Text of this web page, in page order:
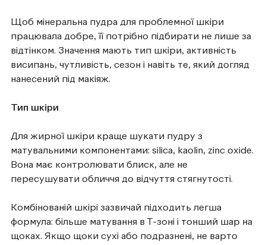
Щоб мінеральна пудра для проблемної шкіри
працювала добре, її потрібно підбирати не лише за
відтінком. Значення мають тип шкіри, активність
висипань, чутливість, сезон і навіть те, який догляд
нанесений під макіяж.
Тип шкіри
Для жирної шкіри краще шукати пудру з
матувальними компонентами: silica, kaolin, zinc oxide.
Вона має контролювати блиск, але не
пересушувати обличчя до відчуття стягнутості.
Комбінованій шкірі зазвичай підходить легша
формула: більше матування в Т-зоні і тонший шар на
щоках. Якщо щоки сухі або подразнені, не варто